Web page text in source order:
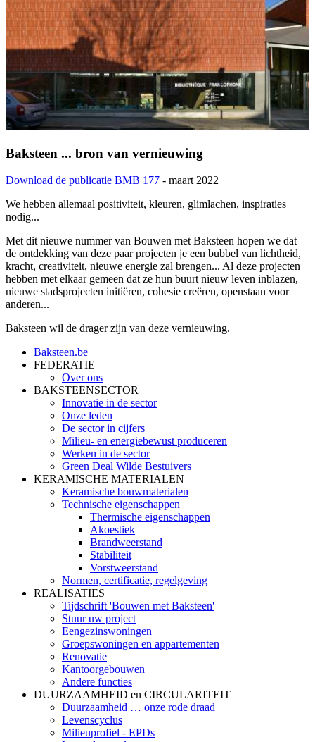
Baksteen ... bron van vernieuwing
Download de publicatie BMB 177 - maart 2022
We hebben allemaal positiviteit, kleuren, glimlachen, inspiraties
nodig...
Met dit nieuwe nummer van Bouwen met Baksteen hopen we dat
de ontdekking van deze paar projecten je een bubbel van lichtheid,
kracht, creativiteit, nieuwe energie zal brengen... Al deze projecten
hebben met elkaar gemeen dat ze hun buurt nieuw leven inblazen,
nieuwe stadsprojecten initiëren, cohesie creëren, openstaan voor
anderen...
Baksteen wil de drager zijn van deze vernieuwing.
Baksteen.be
FEDERATIE
Over ons
BAKSTEENSECTOR
Innovatie in de sector
Onze leden
De sector in cijfers
Milieu- en energiebewust produceren
Werken in de sector
Green Deal Wilde Bestuivers
KERAMISCHE MATERIALEN
Keramische bouwmaterialen
Technische eigenschappen
Thermische eigenschappen
Akoestiek
Brandweerstand
Stabiliteit
Vorstweerstand
Normen, certificatie, regelgeving
REALISATIES
Tijdschrift 'Bouwen met Baksteen'
Stuur uw project
Eengezinswoningen
Groepswoningen en appartementen
Renovatie
Kantoorgebouwen
Andere functies
DUURZAAMHEID en CIRCULARITEIT
Duurzaamheid … onze rode draad
Levenscyclus
Milieuprofiel - EPDs